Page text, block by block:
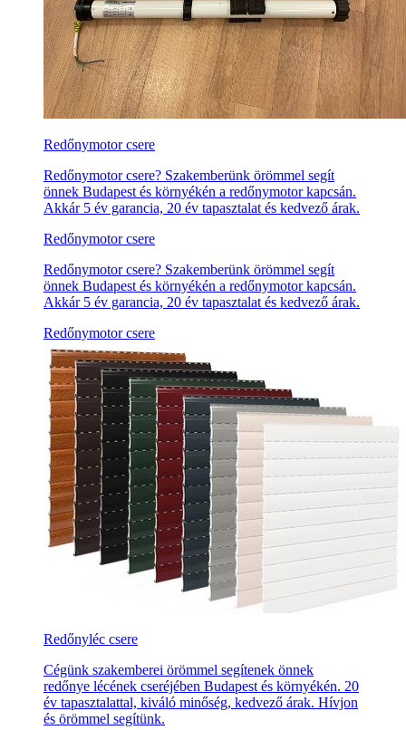
Redőnymotor csere
Redőnymotor csere? Szakemberünk örömmel segít
önnek Budapest és környékén a redőnymotor kapcsán.
Akkár 5 év garancia, 20 év tapasztalat és kedvező árak.
Redőnymotor csere
Redőnymotor csere? Szakemberünk örömmel segít
önnek Budapest és környékén a redőnymotor kapcsán.
Akkár 5 év garancia, 20 év tapasztalat és kedvező árak.
Redőnymotor csere
Redőnyléc csere
Cégünk szakemberei örömmel segítenek önnek
redőnye lécének cseréjében Budapest és környékén. 20
év tapasztalattal, kiváló minőség, kedvező árak. Hívjon
és örömmel segítünk.